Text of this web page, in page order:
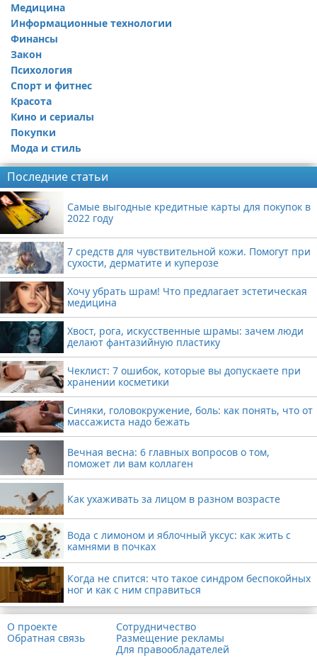
Медицина
Информационные технологии
Финансы
Закон
Психология
Спорт и фитнес
Красота
Кино и сериалы
Покупки
Мода и стиль
Последние статьи
Самые выгодные кредитные карты для покупок в
2022 году
7 средств для чувствительной кожи. Помогут при
сухости, дерматите и куперозе
Хочу убрать шрам! Что предлагает эстетическая
медицина
Хвост, рога, искусственные шрамы: зачем люди
делают фантазийную пластику
Чеклист: 7 ошибок, которые вы допускаете при
хранении косметики
Синяки, головокружение, боль: как понять, что от
массажиста надо бежать
Вечная весна: 6 главных вопросов о том,
поможет ли вам коллаген
Как ухаживать за лицом в разном возрасте
Вода с лимоном и яблочный уксус: как жить с
камнями в почках
Когда не спится: что такое синдром беспокойных
ног и как с ним справиться
О проекте
Обратная связь
Сотрудничество
Размещение рекламы
Для правообладателей